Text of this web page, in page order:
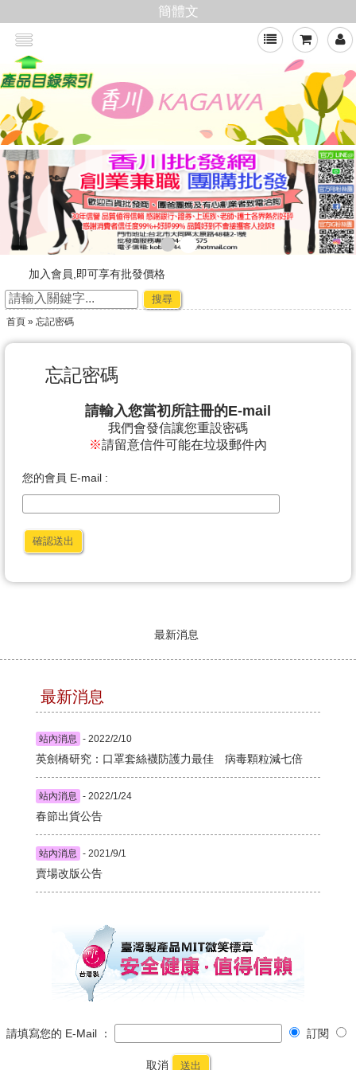
簡體文
<
加入會員,即可享有批發價格
新官網，購物好輕鬆
☆ ★~廠商合作-專利技術~☆ ★
★★年節出貨公告★★
搜尋
首頁» 忘記密碼
忘記密碼
請輸入您當初所註冊的E-mail
我們會發信讓您重設密碼
※請留意信件可能在垃圾郵件內
您的會員 E-mail :
確認送出
最新消息
最新消息
站內消息 - 2022/2/10
英劍橋研究：口罩套絲襪防護力最佳 病毒顆粒減七倍
站內消息 - 2022/1/24
春節出貨公告
站內消息 - 2021/9/1
賣場改版公告
請填寫您的 E-Mail ： 訂閱
取消 送出